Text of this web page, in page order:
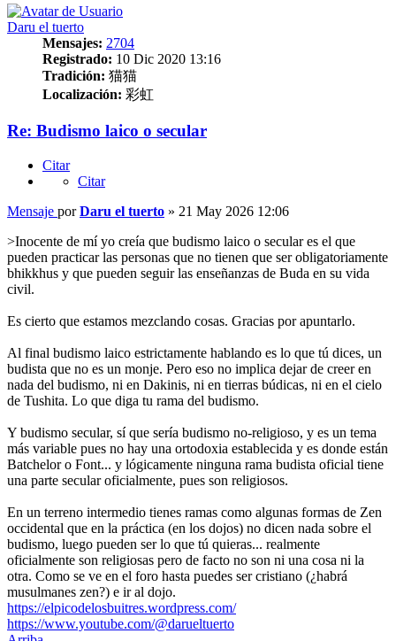
Daru el tuerto
Mensajes: 2704
Registrado: 10 Dic 2020 13:16
Tradición: 猫猫
Localización: 彩虹
Re: Budismo laico o secular
Citar
Citar
Mensaje porDaru el tuerto » 21 May 2026 12:06
>Inocente de mí yo creía que budismo laico o secular es el que
pueden practicar las personas que no tienen que ser obligatoriamente
bhikkhus y que pueden seguir las enseñanzas de Buda en su vida
civil.
Es cierto que estamos mezclando cosas. Gracias por apuntarlo.
Al final budismo laico estrictamente hablando es lo que tú dices, un
budista que no es un monje. Pero eso no implica dejar de creer en
nada del budismo, ni en Dakinis, ni en tierras búdicas, ni en el cielo
de Tushita. Lo que diga tu rama del budismo.
Y budismo secular, sí que sería budismo no-religioso, y es un tema
más variable pues no hay una ortodoxia establecida y es donde están
Batchelor o Font... y lógicamente ninguna rama budista oficial tiene
una parte secular oficialmente, pues son religiosos.
En un terreno intermedio tienes ramas como algunas formas de Zen
occidental que en la práctica (en los dojos) no dicen nada sobre el
budismo, luego pueden ser lo que tú quieras... realmente
oficialmente son religiosas pero de facto no son ni una cosa ni la
otra. Como se ve en el foro hasta puedes ser cristiano (¿habrá
musulmanes zen?) e ir al dojo.
https://elpicodelosbuitres.wordpress.com/
https://www.youtube.com/@darueltuerto